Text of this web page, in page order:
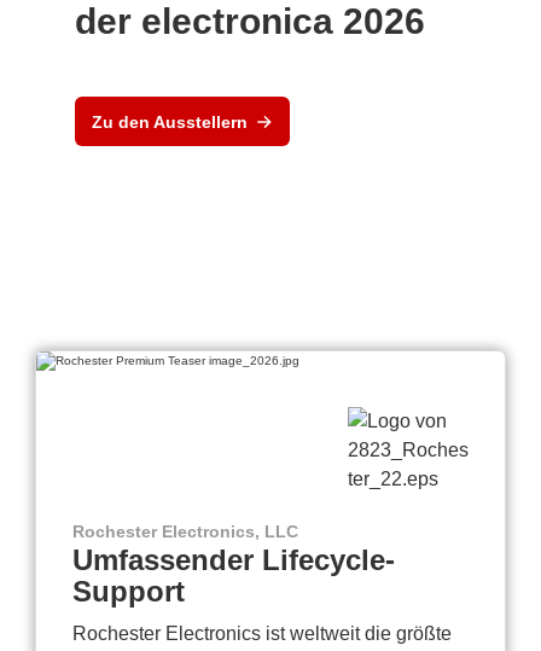
der electronica 2026
Zu den Ausstellern
Rochester Electronics, LLC
Umfassender Lifecycle-
Support
Rochester Electronics ist weltweit die größte